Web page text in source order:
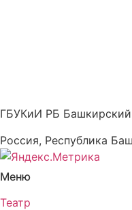
ГБУКиИ РБ
Россия, Республика
Меню
Театр